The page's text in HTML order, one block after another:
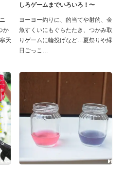
か
天
しろゲームまでいろいろ！〜
ヨーヨー釣りに、的当てや射的、金
魚すくいにもぐらたたき、つかみ取
りゲームに輪投げなど…夏祭りや縁
日ごっこ